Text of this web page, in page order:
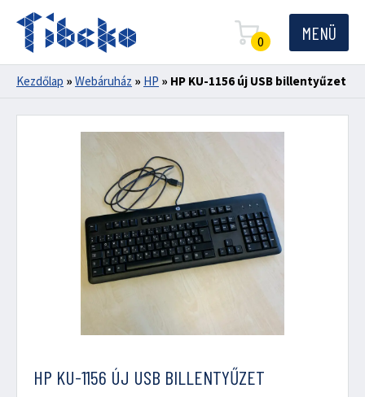
0 MENÜ
Kezdőlap » Webáruház » HP » HP KU-1156 új USB billentyűzet
HP KU-1156 ÚJ USB BILLENTYŰZET